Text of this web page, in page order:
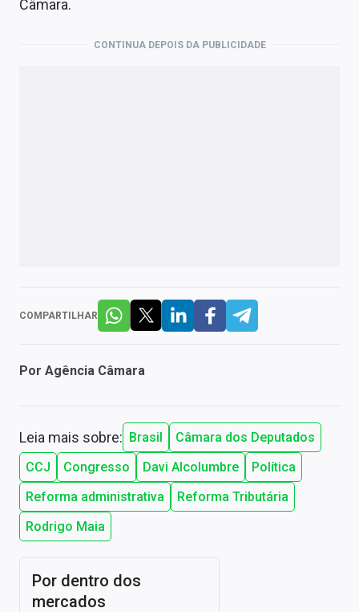
Câmara.
CONTINUA DEPOIS DA PUBLICIDADE
COMPARTILHAR
Por Agência Câmara
Leia mais sobre: Brasil
Câmara dos Deputados
CCJ
Congresso Davi Alcolumbre
Política
Reforma administrativa
Reforma Tributária
Rodrigo Maia
Por dentro dos
mercados